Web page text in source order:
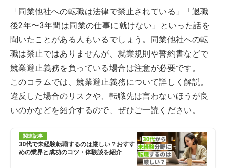
「同業他社への転職は法律で禁止されている」「退職
後2年〜3年間は同業の仕事に就けない」といった話を
聞いたことがある人もいるでしょう。同業他社への転
職は禁止ではありませんが、就業規則や誓約書などで
競業避止義務を負っている場合は注意が必要です。
このコラムでは、競業避止義務について詳しく解説。
違反した場合のリスクや、転職先は言わないほうが良
いのかなどを紹介するので、ぜひご一読ください。
関連記事
30代で未経験転職するのは厳しい？おすす
めの業界と成功のコツ・体験談を紹介